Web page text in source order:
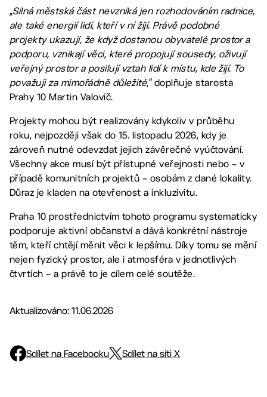
„Silná městská část nevzniká jen rozhodováním radnice,
ale také energií lidí, kteří v ní žijí. Právě podobné
projekty ukazují, že když dostanou obyvatelé prostor a
podporu, vznikají věci, které propojují sousedy, oživují
veřejný prostor a posilují vztah lidí k místu, kde žijí. To
považuji za mimořádně důležité,“ doplňuje starosta
Prahy 10 Martin Valovič.
Projekty mohou být realizovány kdykoliv v průběhu
roku, nejpozději však do 15. listopadu 2026, kdy je
zároveň nutné odevzdat jejich závěrečné vyúčtování.
Všechny akce musí být přístupné veřejnosti nebo – v
případě komunitních projektů – osobám z dané lokality.
Důraz je kladen na otevřenost a inkluzivitu.
Praha 10 prostřednictvím tohoto programu systematicky
podporuje aktivní občanství a dává konkrétní nástroje
těm, kteří chtějí měnit věci k lepšímu. Díky tomu se mění
nejen fyzický prostor, ale i atmosféra v jednotlivých
čtvrtích – a právě to je cílem celé soutěže.
Aktualizováno: 11.06.2026
Sdílet na Facebooku Sdílet na síti X